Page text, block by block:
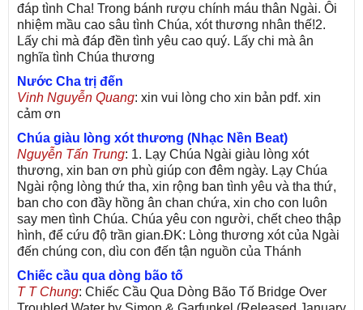
đáp tình Cha! Trong bánh rượu chính máu thân Ngài. Ôi
nhiệm mầu cao sâu tình Chúa, xót thương nhân thế!2.
Lấy chi mà đáp đền tình yêu cao quý. Lấy chi mà ân
nghĩa tình Chúa thương
Nước Cha trị đến
Vinh Nguyễn Quang: xin vui lòng cho xin bản pdf. xin
cảm ơn
Chúa giàu lòng xót thương (Nhạc Nền Beat)
Nguyễn Tấn Trung: 1. Lạy Chúa Ngài giàu lòng xót
thương, xin ban ơn phù giúp con đêm ngày. Lạy Chúa
Ngài rộng lòng thứ tha, xin rộng ban tình yêu và tha thứ,
ban cho con đầy hồng ân chan chứa, xin cho con luôn
say men tình Chúa. Chúa yêu con người, chết cheo thập
hình, để cứu độ trần gian.ĐK: Lòng thương xót của Ngài
đến chúng con, dìu con đến tận nguồn của Thánh
Chiếc cầu qua dòng bão tố
T T Chung: Chiếc Cầu Qua Dòng Bão Tố Bridge Over